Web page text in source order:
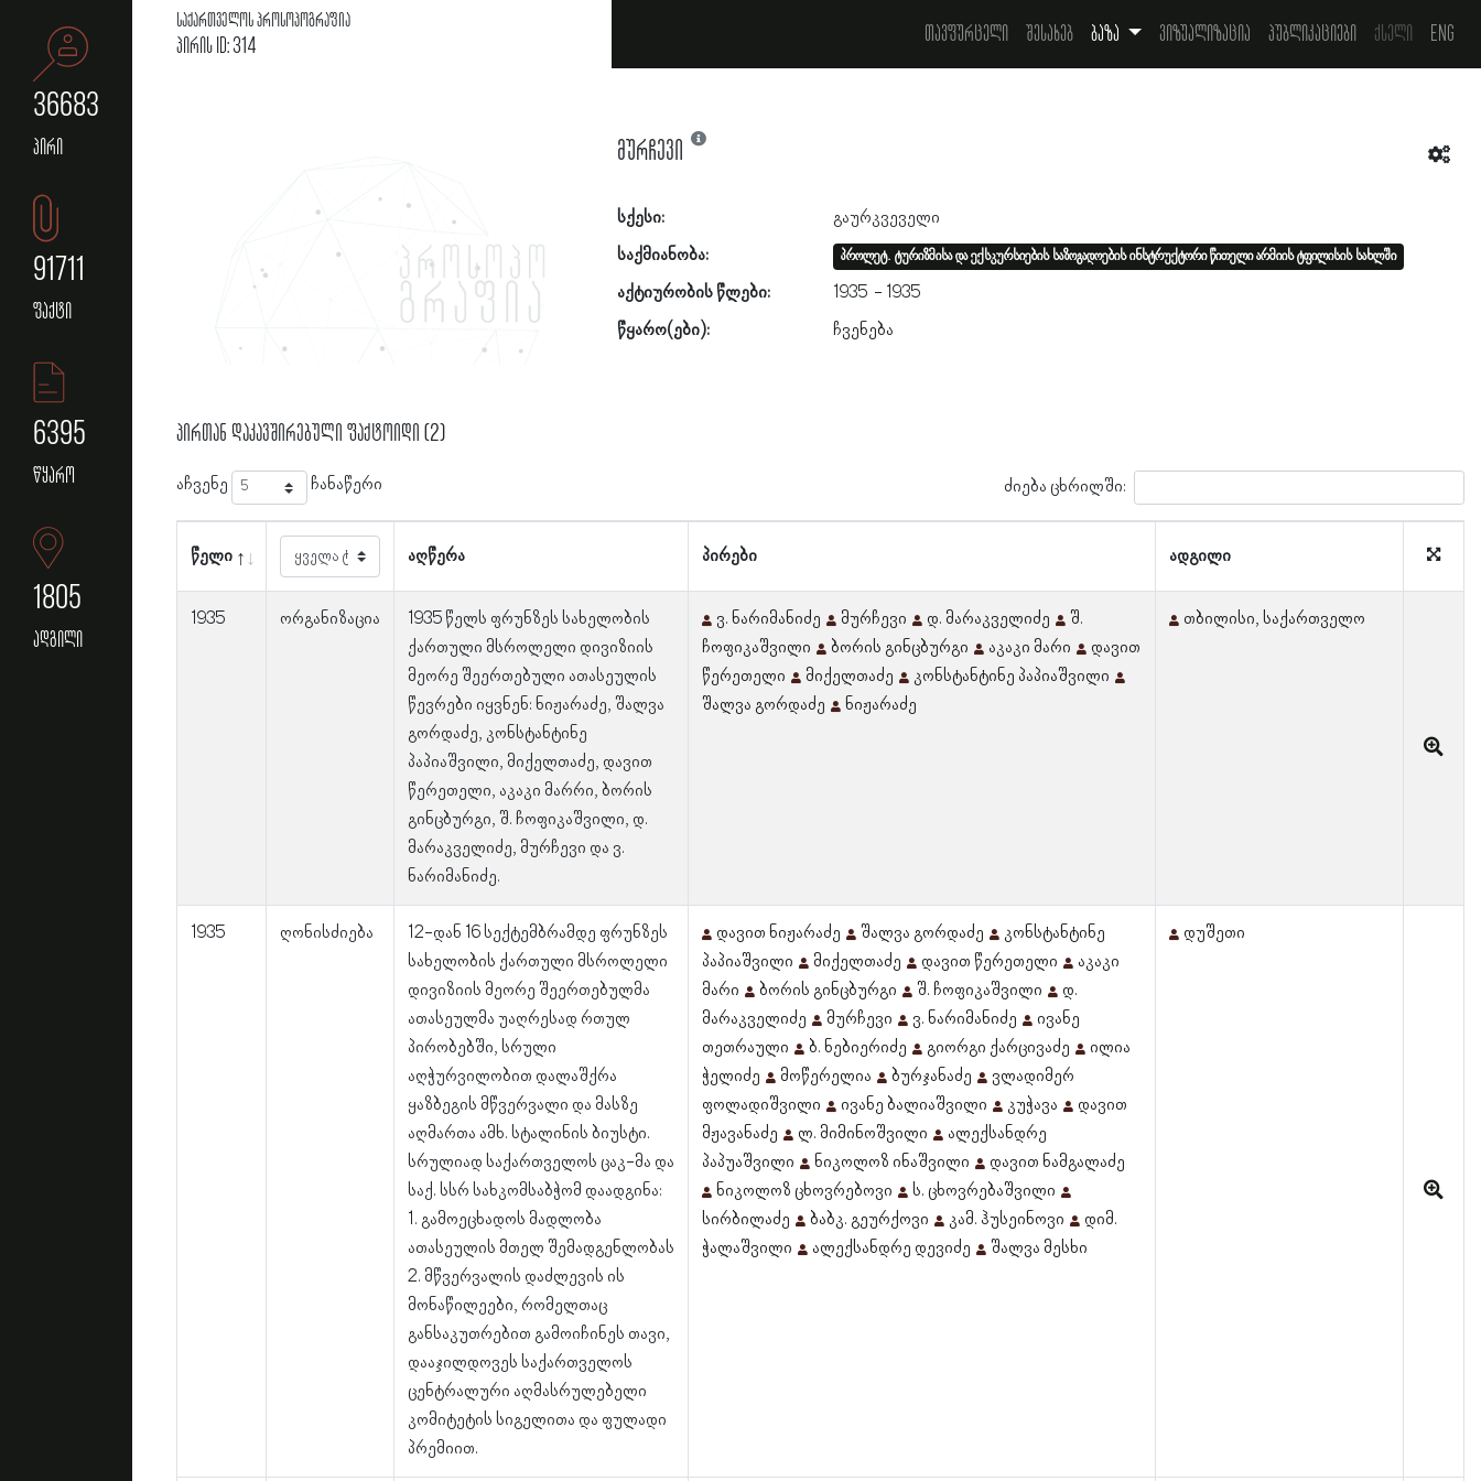
36683
პირი
91711
ფაქტი
6395
წყარო
1805
ადგილი
საქართველოს პროსოპოგრაფია
პირის ID: 314 თავფურცელი შესახებ ბაზა ვიზუალიზაცია პუბლიკაციები ქსელი Eng
მურჩევი
სქესი:
გაურკვეველი
საქმიანობა:
პროლეტ. ტურიზმისა და ექსკურსიების საზოგადოების ინსტრუქტორი წითელი არმიის ტფილისის სახლში
აქტიურობის წლები: 1935
1935
წყარო(ები):
ჩვენება
პირთან დაკავშირებული ფაქტოიდი (2)
აჩვენე ჩანაწერი ძიება ცხრილში:
წელი აღწერა პირები ადგილი
1935 ორგანიზაცია
1935 წელს ფრუნზეს სახელობის
ქართული მსროლელი დივიზიის
მეორე შეერთებული ათასეულის
წევრები იყვნენ: ნიჟარაძე, შალვა
გორდაძე, კონსტანტინე
პაპიაშვილი, მიქელთაძე, დავით
წერეთელი, აკაკი მარრი, ბორის
გინცბურგი, შ. ჩოფიკაშვილი, დ.
მარაკველიძე, მურჩევი და ვ.
ნარიმანიძე.
ვ. ნარიმანიძე მურჩევი დ. მარაკველიძე
შ.
ჩოფიკაშვილი
ბორის გინცბურგი აკაკი მარი
დავით
წერეთელი
მიქელთაძე
კონსტანტინე პაპიაშვილი
შალვა გორდაძე
ნიჟარაძე
თბილისი, საქართველო
1935 ღონისძიება
12-დან 16 სექტემბრამდე ფრუნზეს
სახელობის ქართული მსროლელი
დივიზიის მეორე შეერთებულმა
ათასეულმა უაღრესად რთულ
პირობებში, სრული
აღჭურვილობით დალაშქრა
ყაზბეგის მწვერვალი და მასზე
აღმართა ამხ. სტალინის ბიუსტი.
სრულიად საქართველოს ცაკ-მა და
საქ. სსრ სახკომსაბჭომ დაადგინა:
1. გამოეცხადოს მადლობა
ათასეულის მთელ შემადგენლობას
2. მწვერვალის დაძლევის ის
მონაწილეები, რომელთაც
განსაკუთრებით გამოიჩინეს თავი,
დააჯილდოვეს საქართველოს
ცენტრალური აღმასრულებელი
კომიტეტის სიგელითა და ფულადი
პრემიით.
დავით ნიჟარაძე შალვა გორდაძე
კონსტანტინე
პაპიაშვილი
მიქელთაძე დავით წერეთელი
აკაკი
მარი
ბორის გინცბურგი შ. ჩოფიკაშვილი
დ.
მარაკველიძე
მურჩევი ვ. ნარიმანიძე
ივანე
თეთრაული
ბ. ნებიერიძე გიორგი ქარცივაძე
ილია
ჭელიძე
მოწერელია ბურჯანაძე
ვლადიმერ
ფოლადიშვილი
ივანე ბალიაშვილი კუჭავა
დავით
მჟავანაძე
ლ. მიმინოშვილი
ალექსანდრე
პაპუაშვილი
ნიკოლოზ ინაშვილი
დავით ნამგალაძე
ნიკოლოზ ცხოვრებოვი
ს. ცხოვრებაშვილი
სირბილაძე
ბაბკ. გეურქოვი კამ. ჰუსეინოვი
დიმ.
ჭალაშვილი
ალექსანდრე დევიძე შალვა მესხი
დუშეთი